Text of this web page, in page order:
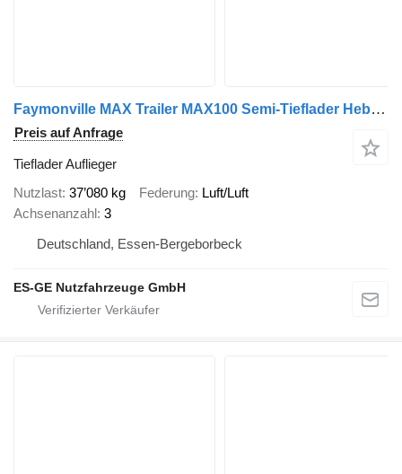
Faymonville MAX Trailer MAX100 Semi-Tieflader Hebebett
Preis auf Anfrage
Tieflader Auflieger
Nutzlast 37’080 kg Federung Luft/Luft
Achsenanzahl 3
Deutschland, Essen-Bergeborbeck
ES-GE Nutzfahrzeuge GmbH